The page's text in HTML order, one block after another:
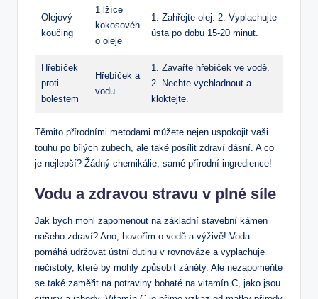
Olejový
koučing
1 lžíce
kokosovéh
o oleje
1. Zahřejte olej. 2. Vyplachujte
ústa po dobu 15-20 minut.
Hřebíček
proti
bolestem
Hřebíček a
vodu
1. Zavařte hřebíček ve vodě.
2. Nechte vychladnout a
kloktejte.
Těmito přírodními metodami můžete nejen uspokojit vaši
touhu po bílých zubech, ale také posílit zdraví dásní. A co
je nejlepší? Žádný chemikálie, samé přírodní ingredience!
Vodu a zdravou stravu v plné síle
Jak bych mohl zapomenout na základní stavební kámen
našeho zdraví? Ano, hovořím o vodě a výživě! Voda
pomáhá udržovat ústní dutinu v rovnováze a vyplachuje
nečistoty, které by mohly způsobit záněty. Ale nezapomeňte
se také zaměřit na potraviny bohaté na vitamín C, jako jsou